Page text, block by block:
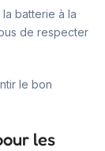
la batterie à la
de respecter
le bon
les